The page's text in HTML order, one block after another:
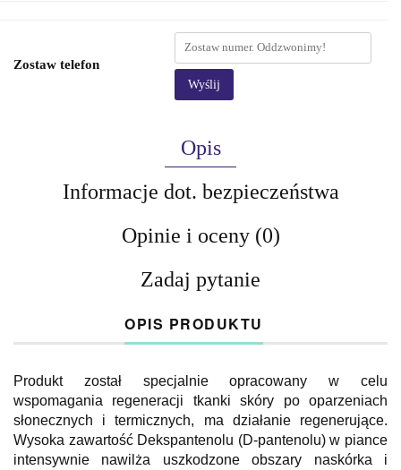
Zostaw telefon
Wyślij
Opis
Informacje dot. bezpieczeństwa
Opinie i oceny (0)
Zadaj pytanie
OPIS PRODUKTU
Produkt został specjalnie opracowany w celu
wspomagania regeneracji tkanki skóry po oparzeniach
słonecznych i termicznych, ma działanie regenerujące.
Wysoka zawartość Dekspantenolu (D-pantenolu) w piance
intensywnie nawilża uszkodzone obszary naskórka i